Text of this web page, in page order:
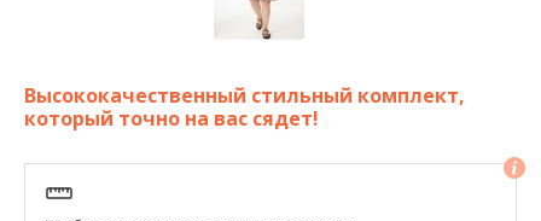
Высококачественный стильный комплект,
который точно на вас сядет!